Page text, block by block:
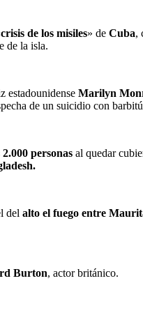
crisis de los misiles» de Cuba,
de la isla.
estadounidense Marilyn
de un suicidio con
personas al quedar
del alto el fuego entre
Burton, actor británico.